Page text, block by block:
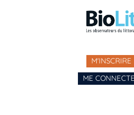
M'INSCRIRE
ME